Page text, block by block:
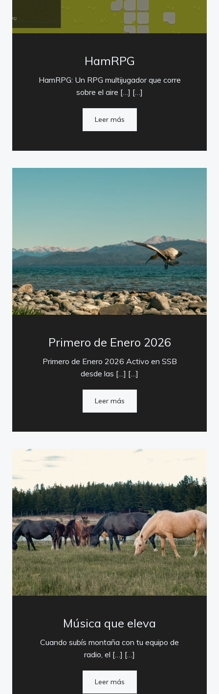
HamRPG
HamRPG: Un RPG multijugador que corre
sobre el aire […] […]
Leer más
Primero de Enero 2026
Primero de Enero 2026 Activo en SSB
desde las […] […]
Leer más
Música que eleva
Cuando subís montaña con tu equipo de
radio, el […] […]
Leer más